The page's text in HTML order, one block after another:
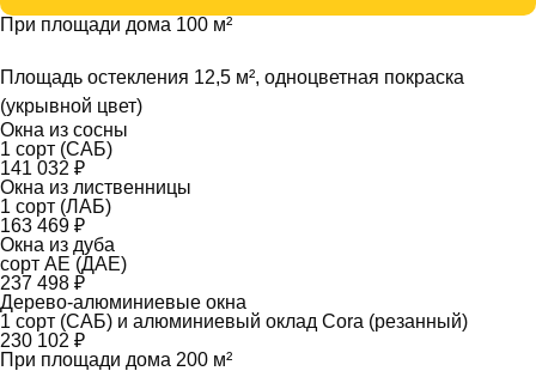
При площади дома 100 м²
Площадь остекления 12,5 м², одноцветная покраска
(укрывной цвет)
Окна из сосны
1 сорт (САБ)
141 032 ₽
Окна из лиственницы
1 сорт (ЛАБ)
163 469 ₽
Окна из дуба
сорт АЕ (ДАЕ)
237 498 ₽
Дерево-алюминиевые окна
1 сорт (САБ) и алюминиевый оклад Cora (резанный)
230 102 ₽
При площади дома 200 м²